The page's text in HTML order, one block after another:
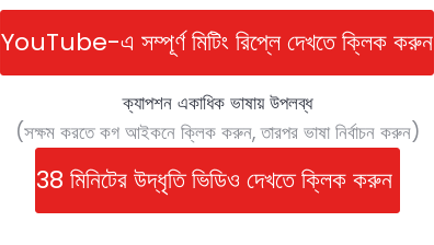
YouTube-এ সম্পূর্ণ মিটিং রিপ্লে দেখতে ক্লিক করুন
ক্যাপশন একাধিক ভাষায় উপলব্ধ
(সক্ষম করতে কগ আইকনে ক্লিক করুন, তারপর ভাষা নির্বাচন করুন)
38 মিনিটের উদ্ধৃতি ভিডিও দেখতে ক্লিক করুন